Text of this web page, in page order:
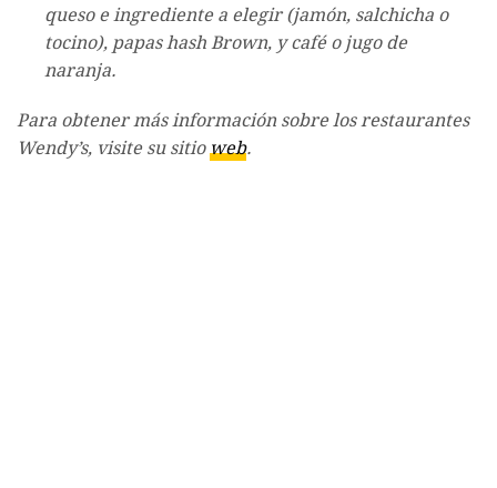
queso e ingrediente a elegir (jamón, salchicha o
tocino), papas hash Brown, y café o jugo de
naranja.
Para obtener más información sobre los restaurantes
Wendy’s, visite su sitioweb.